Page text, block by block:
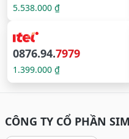
5.538.000 ₫
0876.94.7979
1.399.000 ₫
CÔNG TY CỔ PHẦN